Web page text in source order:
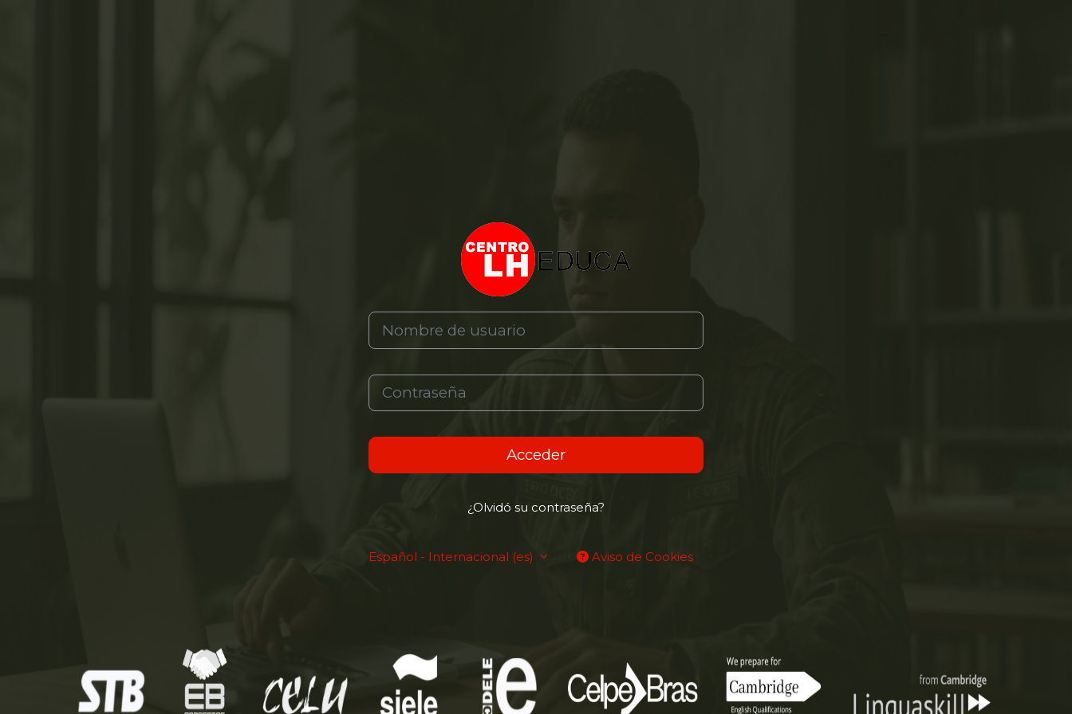
Nombre de usuario
Contraseña
Acceder
¿Olvidó su contraseña?
Español - Internacional ‎(es)‎ Aviso de Cookies